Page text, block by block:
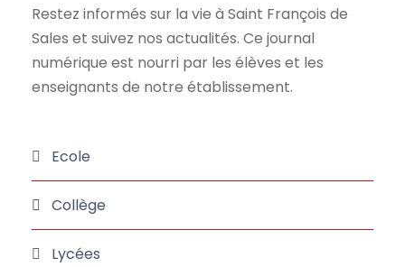
Restez informés sur la vie à Saint François de
Sales et suivez nos actualités. Ce journal
numérique est nourri par les élèves et les
enseignants de notre établissement.
Ecole
Collège
Lycées